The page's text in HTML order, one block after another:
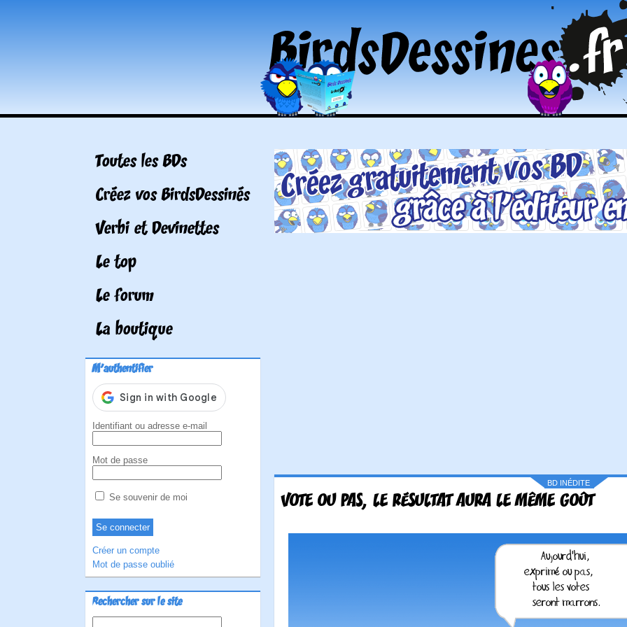
Toutes les BDs
Créez vos BirdsDessinés
Verbi et Devinettes
Le top
Le forum
La boutique
M'authentifier
Identifiant ou adresse e-mail
Mot de passe
Se souvenir de moi
Créer un compte
Mot de passe oublié
Rechercher sur le site
BD INÉDITE
VOTE OU PAS, LE RÉSULTAT AURA LE MÊME GOÛT